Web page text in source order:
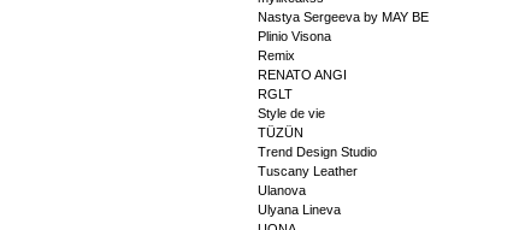
Nastya Sergeeva by MAY BE
Plinio Visona
Remix
RENATO ANGI
RGLT
Style de vie
TÜZÜN
Trend Design Studio
Tuscany Leather
Ulanova
Ulyana Lineva